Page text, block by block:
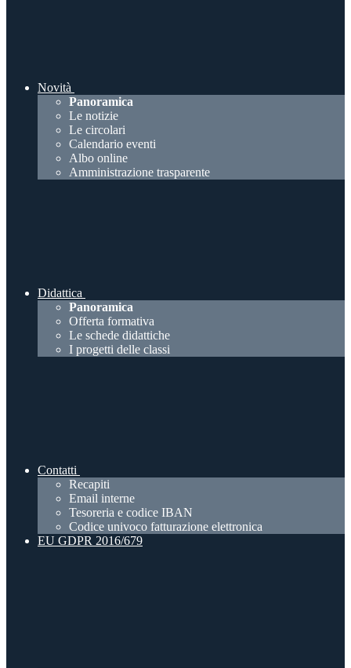
Novità
Panoramica
Le notizie
Le circolari
Calendario eventi
Albo online
Amministrazione trasparente
Didattica
Panoramica
Offerta formativa
Le schede didattiche
I progetti delle classi
Contatti
Recapiti
Email interne
Tesoreria e codice IBAN
Codice univoco fatturazione elettronica
EU GDPR 2016/679